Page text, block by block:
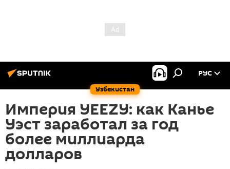
Узбекистан
РУС
Империя YEEZY: как Канье
Уэст заработал за год
более миллиарда
долларов